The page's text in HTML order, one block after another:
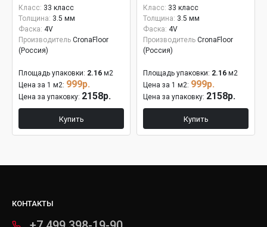
Класс: 33 класс
Толщина: 3.5 мм
Фаска: 4V
Производитель CronaFloor
(Россия)
Площадь упаковки: 2.16 м2
Цена за 1 м2: 999р.
Цена за упаковку: 2158р.
Купить
Класс: 33 класс
Толщина: 3.5 мм
Фаска: 4V
Производитель CronaFloor
(Россия)
Площадь упаковки: 2.16 м2
Цена за 1 м2: 999р.
Цена за упаковку: 2158р.
Купить
КОНТАКТЫ